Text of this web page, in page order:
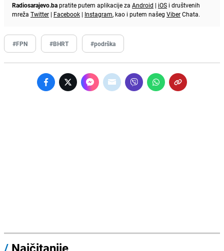
Radiosarajevo.bapratite putem aplikacije za Android | iOS i društvenih
mreža Twitter | Facebook | Instagram, kao i putem našeg ViberChata.
#FPN #BHRT #podrška